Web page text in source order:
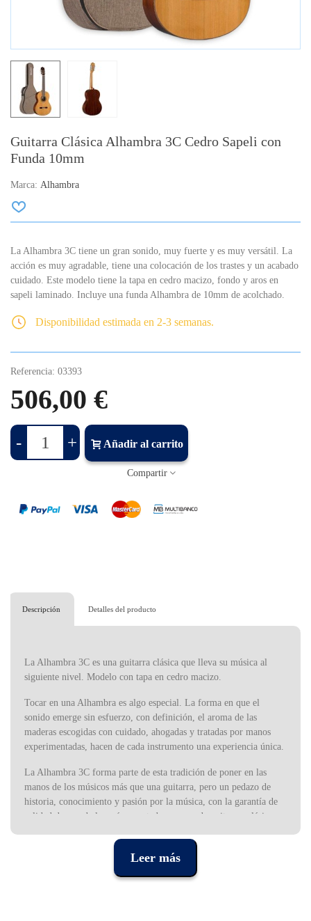
Guitarra Clásica Alhambra 3C Cedro Sapeli con
Funda 10mm
Marca: Alhambra
La Alhambra 3C tiene un gran sonido, muy fuerte y es muy versátil. La
acción es muy agradable, tiene una colocación de los trastes y un acabado
cuidado. Este modelo tiene la tapa en cedro macizo, fondo y aros en
sapeli laminado. Incluye una funda Alhambra de 10mm de acolchado.
Disponibilidad estimada en 2-3 semanas.
Referencia: 03393
506,00 €
- + Añadir al carrito
Compartir
Descripción Detalles del producto
La Alhambra 3C es una guitarra clásica que lleva su música al
siguiente nivel. Modelo con tapa en cedro macizo.
Tocar en una Alhambra es algo especial. La forma en que el
sonido emerge sin esfuerzo, con definición, el aroma de las
maderas escogidas con cuidado, ahogadas y tratadas por manos
experimentadas, hacen de cada instrumento una experiencia única.
La Alhambra 3C forma parte de esta tradición de poner en las
manos de los músicos más que una guitarra, pero un pedazo de
historia, conocimiento y pasión por la música, con la garantía de
calidad de una de las más respetadas marcas de guitarras clásicas
Esta guitarra es un modelo bellísimo, robusto, donde todos los
detalles se han tenido en cuenta y minuciosamente trabajados. La
Leer más